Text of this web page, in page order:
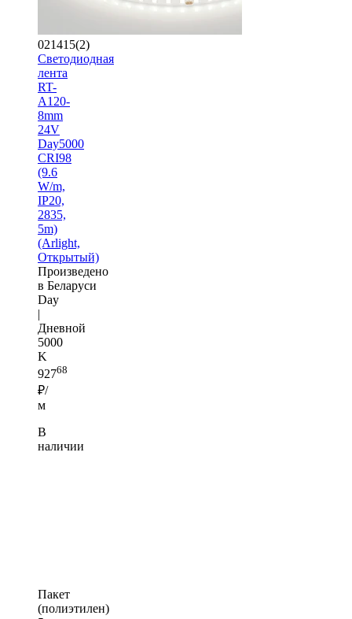
021415(2)
Светодиодная
лента
RT-
A120-
8mm
24V
Day5000
CRI98
(9.6
W/m,
IP20,
2835,
5m)
(Arlight,
Открытый)
Произведено
в Беларуси
Day
|
Дневной
5000
K
92768
₽/
м
В
наличии
Пакет
(полиэтилен)